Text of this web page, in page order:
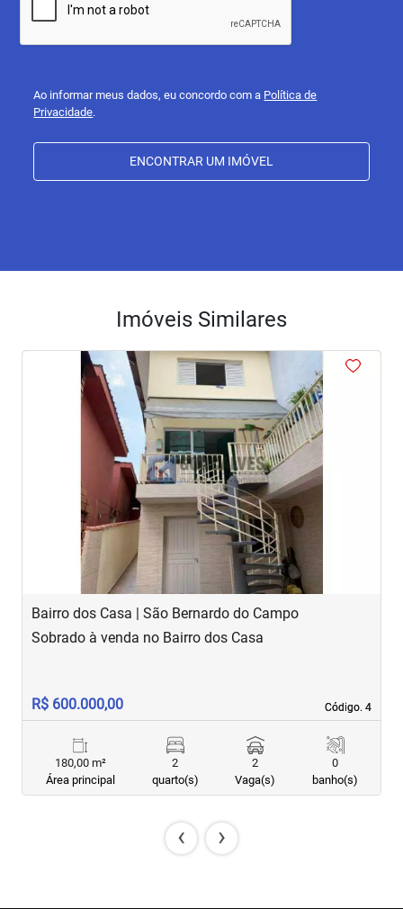
Ao informar meus dados, eu concordo com a Política de
Privacidade.
ENCONTRAR UM IMÓVEL
Imóveis Similares
Previous
Bairro dos Casa | São Bernardo do Campo
Código. 4
Código. 4
Sobrado à venda no Bairro dos Casa
R$ 600.000,00
180,00 m²
Área principal
2
quarto(s)
2
Vaga(s)
0
banho(s)
‹ ›